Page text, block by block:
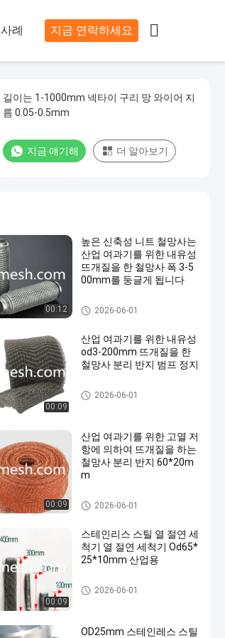
사례 지금 연락하세요 
길이는 1-1000mm 넥타이 구리 망 와이어 지
름 0.05-0.5mm
지금 얘기해 더 알아보기
00:12
높은 신축성 니트 철망사는
산업 여과기를 위한 내유성
뜨개질을 한 철망사 폭 3-5
00mm를 둥글게 됩니다
니트 와이어 메쉬 가스킷
2026-06-01
00:09
산업 여과기를 위한 내유성
od3-200mm 뜨개질을 한
철망사 분리 반지 범프 정지
니트 와이어 메쉬 가스킷
2026-06-01
00:09
산업 여과기를 위한 고열 저
항에 의하여 뜨개질을 하는
철망사 분리 반지 60*20m
m
니트 와이어 메쉬 가스킷
2026-06-01
00:09
스테인리스 스틸 열 절연 세
척기 열 절연 세척기 Od65*
25*10mm 산업용
니트 와이어 메쉬 가스킷
2026-06-01
OD25mm 스테인레스 스틸